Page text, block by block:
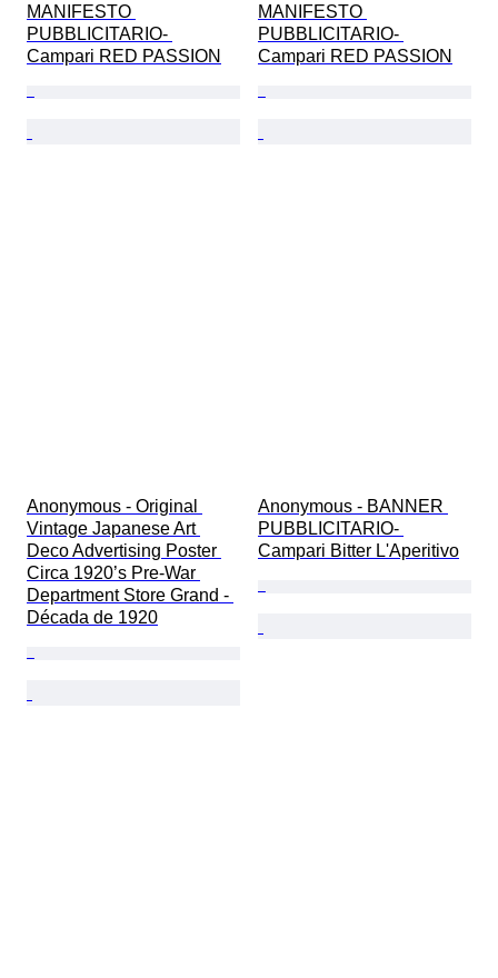
MANIFESTO
PUBBLICITARIO-
Campari RED PASSION
MANIFESTO
PUBBLICITARIO-
Campari RED PASSION
Anonymous - Original
Vintage Japanese Art
Deco Advertising Poster
Circa 1920’s Pre-War
Department Store Grand -
Década de 1920
Anonymous - BANNER
PUBBLICITARIO-
Campari Bitter L'Aperitivo